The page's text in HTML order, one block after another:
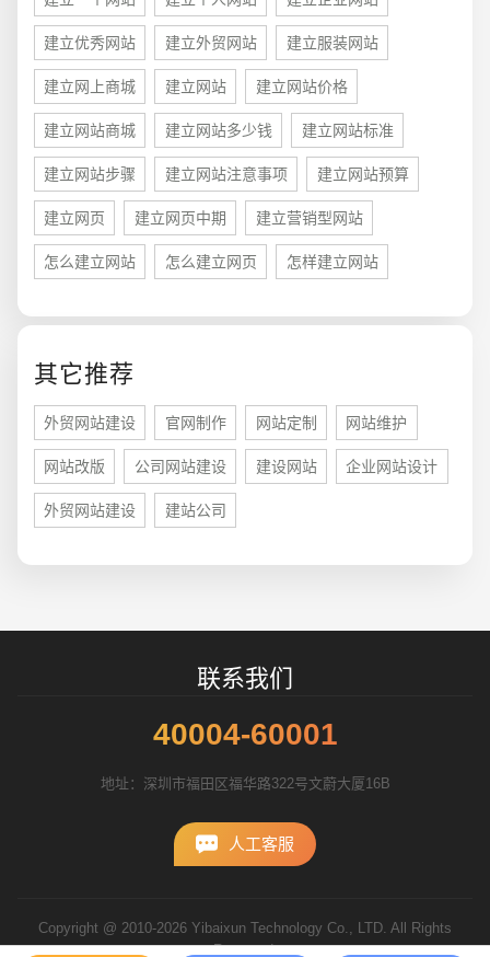
建立优秀网站 建立外贸网站 建立服装网站
建立网上商城 建立网站 建立网站价格
建立网站商城 建立网站多少钱 建立网站标准
建立网站步骤 建立网站注意事项 建立网站预算
建立网页 建立网页中期 建立营销型网站
怎么建立网站 怎么建立网页 怎样建立网站
其它推荐
外贸网站建设 官网制作 网站定制 网站维护
网站改版 公司网站建设 建设网站 企业网站设计
外贸网站建设 建站公司
联系我们
40004-60001
地址：深圳市福田区福华路322号文蔚大厦16B
人工客服
Copyright @ 2010-2026 Yibaixun Technology Co., LTD. All Rights
Reserved.
您的预算 1万-3万 3万-5万
招标项目